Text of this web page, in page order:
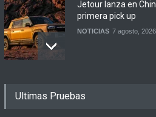
Jetour lanza en
primera pick up
NOTICIAS 7 agosto, 2026
renovadas S2 y Skua
Ultimas Pruebas